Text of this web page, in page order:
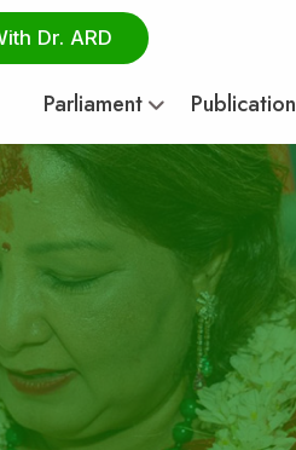
Dr. ARD
Parliament Publication